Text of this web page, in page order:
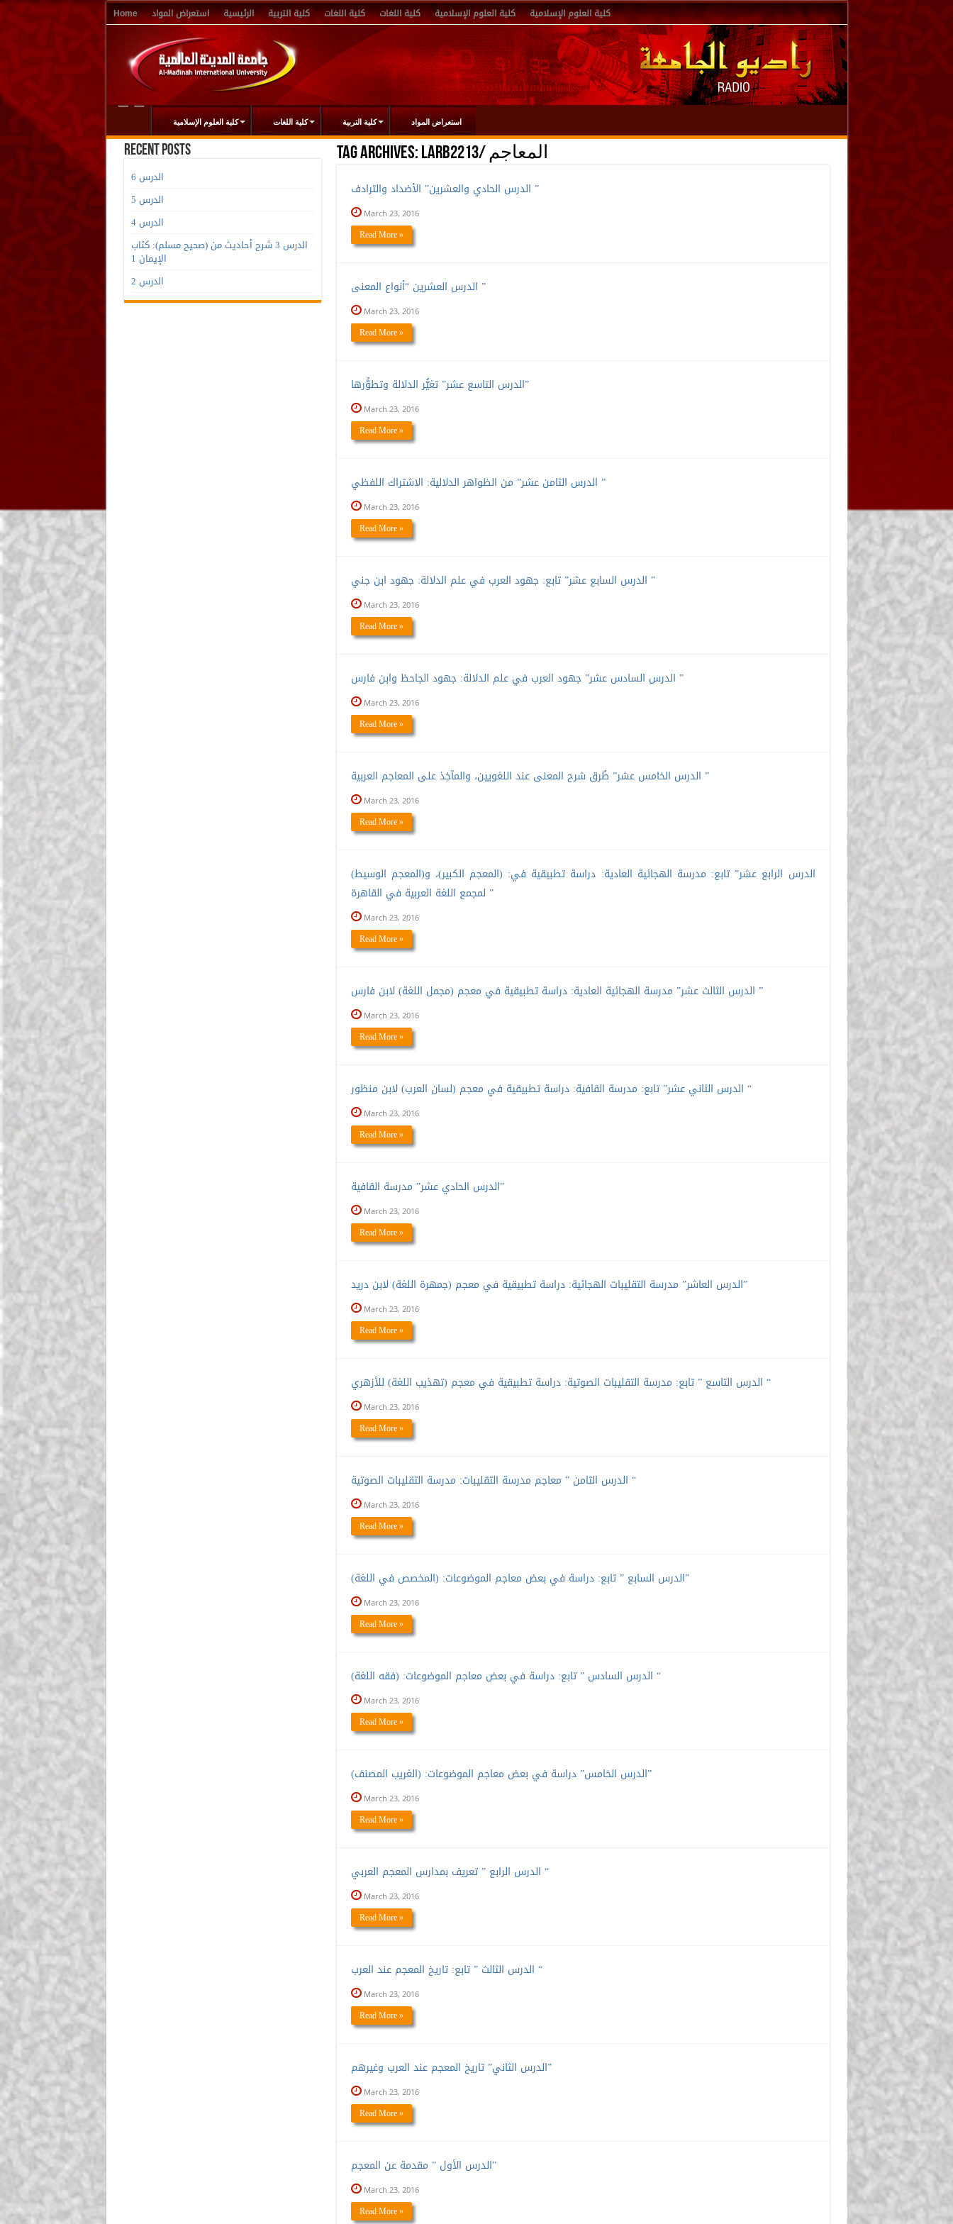
Home استعراض المواد الرئيسية كلية التربية كلية اللغات كلية اللغات كلية العلوم الإسلامية كلية العلوم الإسلامية
كلية العلوم الإسلامية كلية اللغات كلية التربية استعراض المواد
Tag Archives:
LARB2213/ المعاجم
الدرس الحادي والعشرين” الأضداد والترادف ”
March 23, 2016
Read More »
الدرس العشرين “أنواع المعنى ”
March 23, 2016
Read More »
الدرس التاسع عشر” تغيُّر الدلالة وتطوُّرها”
March 23, 2016
Read More »
الدرس الثامن عشر” من الظواهر الدلالية: الاشتراك اللفظي ”
March 23, 2016
Read More »
الدرس السابع عشر” تابع: جهود العرب في علم الدلالة: جهود ابن جني ”
March 23, 2016
Read More »
الدرس السادس عشر” جهود العرب في علم الدلالة: جهود الجاحظ وابن فارس ”
March 23, 2016
Read More »
الدرس الخامس عشر” طُرق شرح المعنى عند اللغويين، والمآخِذ على المعاجم العربية ”
March 23, 2016
Read More »
الدرس الرابع عشر” تابع: مدرسة الهجائية العادية: دراسة تطبيقية في: (المعجم الكبير)، و(المعجم الوسيط)
لمجمع اللغة العربية في القاهرة ”
March 23, 2016
Read More »
الدرس الثالث عشر” مدرسة الهجائية العادية: دراسة تطبيقية في معجم (مجمل اللغة) لابن فارس ”
March 23, 2016
Read More »
الدرس الثاني عشر” تابع: مدرسة القافية: دراسة تطبيقية في معجم (لسان العرب) لابن منظور “
March 23, 2016
Read More »
الدرس الحادي عشر” مدرسة القافية”
March 23, 2016
Read More »
الدرس العاشر” مدرسة التقليبات الهجائية: دراسة تطبيقية في معجم (جمهرة اللغة) لابن دريد”
March 23, 2016
Read More »
الدرس التاسع ” تابع: مدرسة التقليبات الصوتية: دراسة تطبيقية في معجم (تهذيب اللغة) للأزهري “
March 23, 2016
Read More »
الدرس الثامن ” معاجم مدرسة التقليبات: مدرسة التقليبات الصوتية “
March 23, 2016
Read More »
الدرس السابع ” تابع: دراسة في بعض معاجم الموضوعات: (المخصص في اللغة)”
March 23, 2016
Read More »
الدرس السادس ” تابع: دراسة في بعض معاجم الموضوعات: (فقه اللغة) “
March 23, 2016
Read More »
الدرس الخامس” دراسة في بعض معاجم الموضوعات: (الغريب المصنف)”
March 23, 2016
Read More »
الدرس الرابع ” تعريف بمدارس المعجم العربي “
March 23, 2016
Read More »
الدرس الثالث ” تابع: تاريخ المعجم عند العرب “
March 23, 2016
Read More »
الدرس الثاني” تاريخ المعجم عند العرب وغيرهم”
March 23, 2016
Read More »
الدرس الأول ” مقدمة عن المعجم”
March 23, 2016
Read More »
Recent Posts
الدرس 6
الدرس 5
الدرس 4
الدرس 3 شرح أحاديث من (صحيح مسلم): كتاب
الإيمان 1
الدرس 2